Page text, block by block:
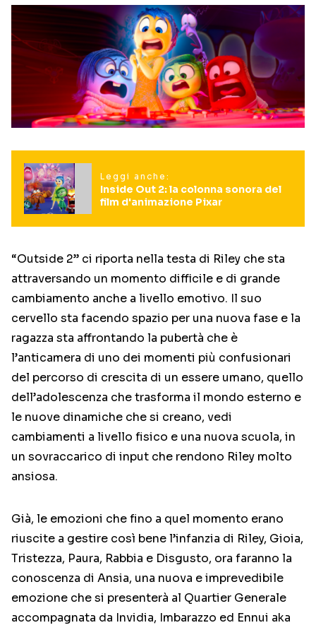
Leggi anche:
Inside Out 2: la colonna sonora del
film d'animazione Pixar
“Outside 2” ci riporta nella testa di Riley che sta
attraversando un momento difficile e di grande
cambiamento anche a livello emotivo. Il suo
cervello sta facendo spazio per una nuova fase e la
ragazza sta affrontando la pubertà che è
l’anticamera di uno dei momenti più confusionari
del percorso di crescita di un essere umano, quello
dell’adolescenza che trasforma il mondo esterno e
le nuove dinamiche che si creano, vedi
cambiamenti a livello fisico e una nuova scuola, in
un sovraccarico di input che rendono Riley molto
ansiosa.
Già, le emozioni che fino a quel momento erano
riuscite a gestire così bene l’infanzia di Riley, Gioia,
Tristezza, Paura, Rabbia e Disgusto, ora faranno la
conoscenza di Ansia, una nuova e imprevedibile
emozione che si presenterà al Quartier Generale
accompagnata da Invidia, Imbarazzo ed Ennui aka